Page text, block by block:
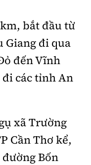
ngày 1/4/2025.
phường Giảng Võ,
hành:
bắt đầu từ
Giang đi qua
đến Vĩnh
các tỉnh An
xã Trường
Cần Thơ kể,
Bốn